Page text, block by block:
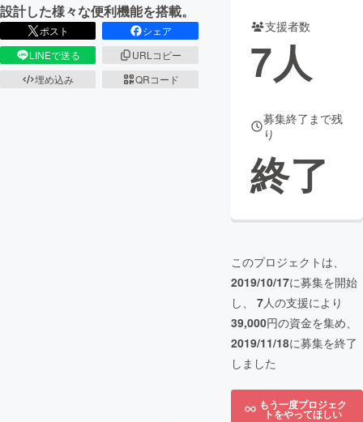
CAMPFIRE for Social Good CAMPFIRE Creation
CAMPFIREふるさと納税
コミュニティ
設計した様々な便利機能を搭載。
ポスト
シェア
LINEで送る
URLコピー
埋め込み
QRコード
支援者数
7人
募集終了まで残
り
終了
このプロジェクトは、
2019/10/17に募集を開始
し、 7人の支援により
39,000円の資金を集め、
2019/11/18に募集を終了
しました
もう一度プロジェク
トをやってほしい